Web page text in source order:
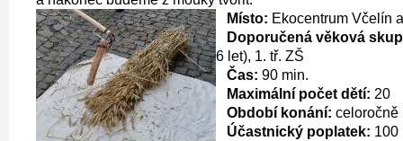
Místo: Ekocentrum Včelín
Doporučená věková
6 let), 1. tř. ZŠ
Čas: 90 min.
Maximální počet dětí: 20
Období konání: celoročně
Účastnický poplatek: 100